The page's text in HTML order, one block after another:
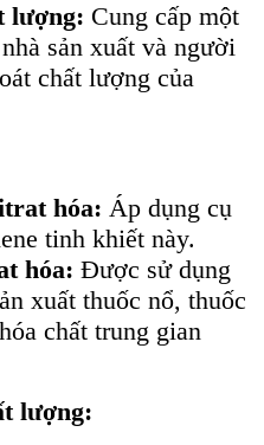
lượng: Cung cấp một
sản xuất và người
chất lượng của
hóa: Áp dụng cụ
tinh khiết này.
hóa: Được sử dụng
xuất thuốc nổ, thuốc
chất trung gian
lượng: